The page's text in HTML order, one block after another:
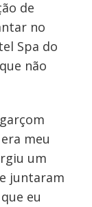
de
no
Spa do
não
meu
um
juntaram
eu